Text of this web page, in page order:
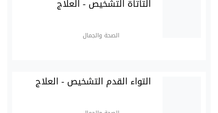
التأتأة التشخيص - العلاج
الصحة والجمال
التواء القدم التشخيص - العلاج